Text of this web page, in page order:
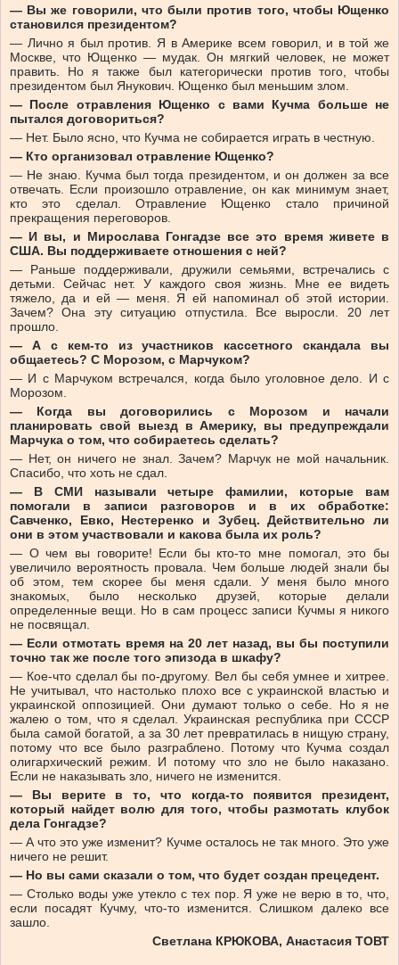
— Вы же говорили, что были против того, чтобы Ющенко
становился президентом?
— Лично я был против. Я в Америке всем говорил, и в той же
Москве, что Ющенко — мудак. Он мягкий человек, не может
править. Но я также был категорически против того, чтобы
президентом был Янукович. Ющенко был меньшим злом.
— После отравления Ющенко с вами Кучма больше не
пытался договориться?
— Нет. Было ясно, что Кучма не собирается играть в честную.
— Кто организовал отравление Ющенко?
— Не знаю. Кучма был тогда президентом, и он должен за все
отвечать. Если произошло отравление, он как минимум знает,
кто это сделал. Отравление Ющенко стало причиной
прекращения переговоров.
— И вы, и Мирослава Гонгадзе все это время живете в
США. Вы поддерживаете отношения с ней?
— Раньше поддерживали, дружили семьями, встречались с
детьми. Сейчас нет. У каждого своя жизнь. Мне ее видеть
тяжело, да и ей — меня. Я ей напоминал об этой истории.
Зачем? Она эту ситуацию отпустила. Все выросли. 20 лет
прошло.
— А с кем-то из участников кассетного скандала вы
общаетесь? С Морозом, с Марчуком?
— И с Марчуком встречался, когда было уголовное дело. И с
Морозом.
— Когда вы договорились с Морозом и начали
планировать свой выезд в Америку, вы предупреждали
Марчука о том, что собираетесь сделать?
— Нет, он ничего не знал. Зачем? Марчук не мой начальник.
Спасибо, что хоть не сдал.
— В СМИ называли четыре фамилии, которые вам
помогали в записи разговоров и в их обработке:
Савченко, Евко, Нестеренко и Зубец. Действительно ли
они в этом участвовали и какова была их роль?
— О чем вы говорите! Если бы кто-то мне помогал, это бы
увеличило вероятность провала. Чем больше людей знали бы
об этом, тем скорее бы меня сдали. У меня было много
знакомых, было несколько друзей, которые делали
определенные вещи. Но в сам процесс записи Кучмы я никого
не посвящал.
— Если отмотать время на 20 лет назад, вы бы поступили
точно так же после того эпизода в шкафу?
— Кое-что сделал бы по-другому. Вел бы себя умнее и хитрее.
Не учитывал, что настолько плохо все с украинской властью и
украинской оппозицией. Они думают только о себе. Но я не
жалею о том, что я сделал. Украинская республика при СССР
была самой богатой, а за 30 лет превратилась в нищую страну,
потому что все было разграблено. Потому что Кучма создал
олигархический режим. И потому что зло не было наказано.
Если не наказывать зло, ничего не изменится.
— Вы верите в то, что когда-то появится президент,
который найдет волю для того, чтобы размотать клубок
дела Гонгадзе?
— А что это уже изменит? Кучме осталось не так много. Это уже
ничего не решит.
— Но вы сами сказали о том, что будет создан прецедент.
— Столько воды уже утекло с тех пор. Я уже не верю в то, что,
если посадят Кучму, что-то изменится. Слишком далеко все
зашло.
Светлана КРЮКОВА, Анастасия ТОВТ